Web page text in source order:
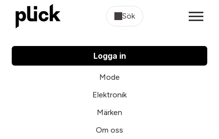
Sök
Logga in
Mode
Elektronik
Märken
Om oss